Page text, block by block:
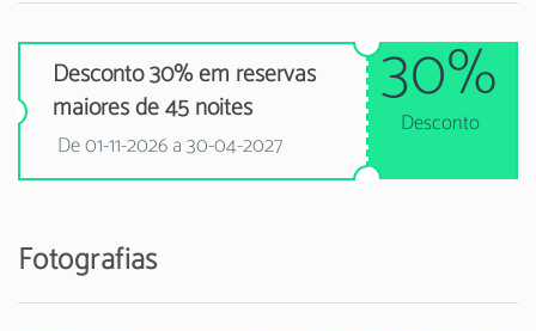
Desconto 30% em reservas
maiores de 45 noites
De 01-11-2026 a 30-04-2027
30%
Desconto
Fotografias